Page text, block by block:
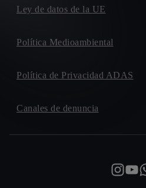
Ley de datos de la UE
Política Medioambiental
Política de Privacidad ADAS
Canales de denuncia